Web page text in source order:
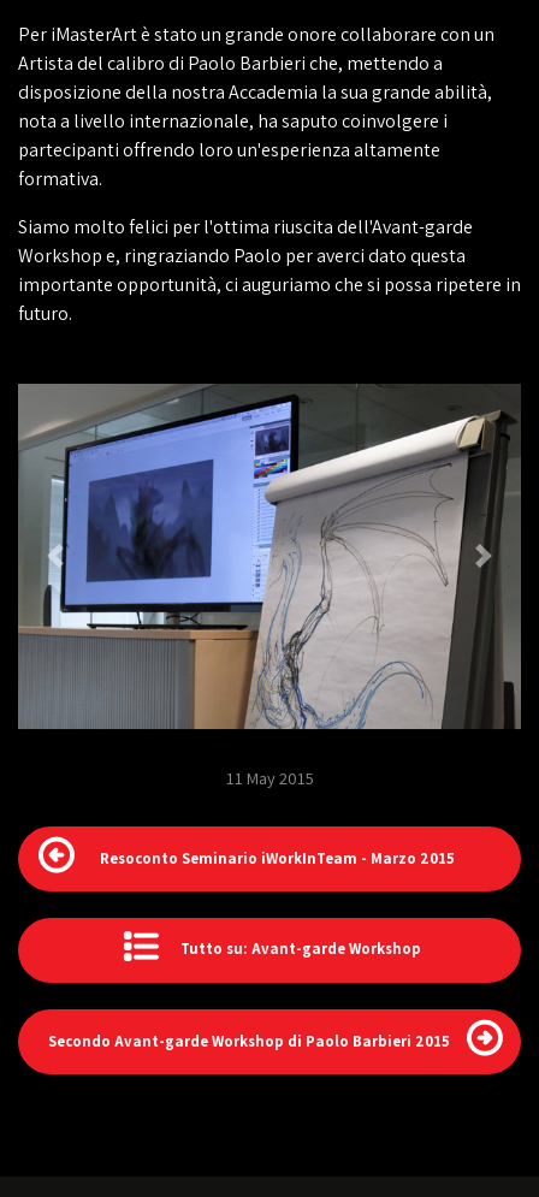
Per iMasterArt è stato un grande onore collaborare con un
Artista del calibro di Paolo Barbieri che, mettendo a
disposizione della nostra Accademia la sua grande abilità,
nota a livello internazionale, ha saputo coinvolgere i
partecipanti offrendo loro un'esperienza altamente
formativa.
Siamo molto felici per l'ottima riuscita dell'Avant-garde
Workshop e, ringraziando Paolo per averci dato questa
importante opportunità, ci auguriamo che si possa ripetere in
futuro.
11 May 2015
Resoconto Seminario iWorkInTeam - Marzo 2015
Tutto su: Avant-garde Workshop
Secondo Avant-garde Workshop di Paolo Barbieri 2015